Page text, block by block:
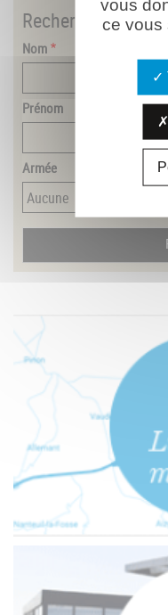
Rechercherun
Nom
Prénom
Armée
vous
ce vous